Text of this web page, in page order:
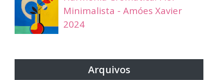
Minimalista - Amóes Xavier
2024
Arquivos